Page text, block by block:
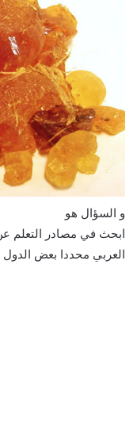
و السؤال هو
ابحث في مصادر التعلم عن
العربي محددا بعض الدول